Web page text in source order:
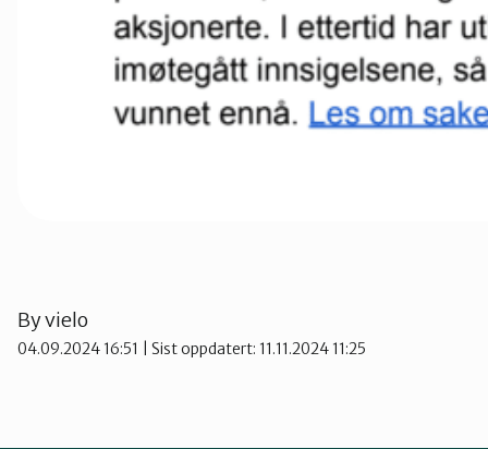
Byvielo
04.09.2024 16:51 | Sist oppdatert: 11.11.2024 11:25